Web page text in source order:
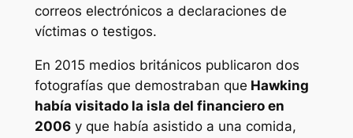
correos electrónicos a declaraciones de
víctimas o testigos.
En 2015 medios británicos publicaron dos
fotografías que demostraban que Hawking
había visitado la isla del financiero en
2006y que había asistido a una comida,